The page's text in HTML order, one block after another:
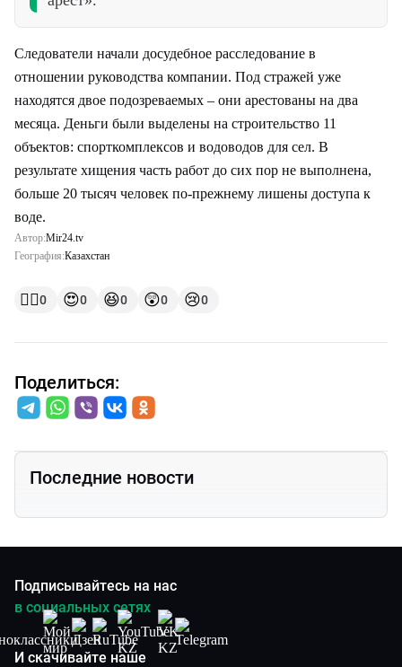
Следователи начали досудебное расследование в
отношении руководства компании. Под стражей уже
находятся двое подозреваемых – они арестованы на два
месяца. Деньги были выделены на строительство 11
объектов: спорткомплексов и водоводов для сел. В
результате хищения часть работ до сих пор не выполнена,
больше 20 тысяч человек по-прежнему лишены доступа к
воде.
Автор:Mir24.tv
География:Казахстан
👍🏻0 😍0 😆0 😲0 😢0
Поделиться:
Последние новости
Подписывайтесь на нас
в социальных сетях
И скачивайте наше